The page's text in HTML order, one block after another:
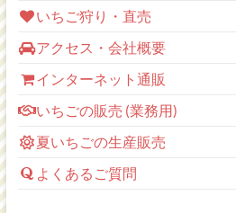
いちご狩り・直売
アクセス・会社概要
インターネット通販
いちごの販売 (業務用)
夏いちごの生産販売
よくあるご質問